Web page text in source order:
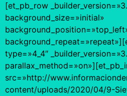
[et_pb_row
background_size=»initial»
type=»4_4″
src=»http://
content/uploads/2020/04/9-